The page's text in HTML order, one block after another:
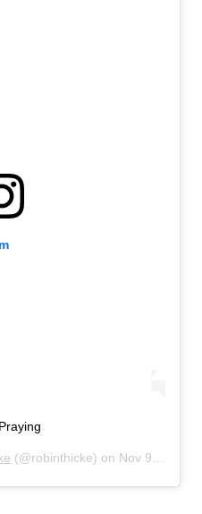
(@robinthicke) on Nov 9, 2018 at 3:46pm PST